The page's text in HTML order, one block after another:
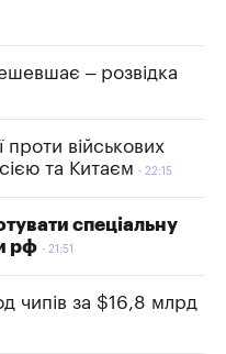
– розвідка
проти військових
та Китаєм
22:15
спеціальну
рф
21:51
чипів за $16,8 млрд